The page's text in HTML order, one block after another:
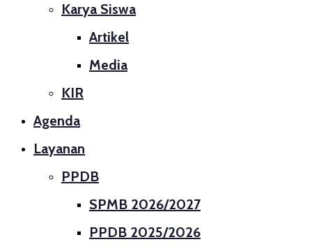
Karya Siswa
Artikel
Media
KIR
Agenda
Layanan
PPDB
SPMB 2026/2027
PPDB 2025/2026